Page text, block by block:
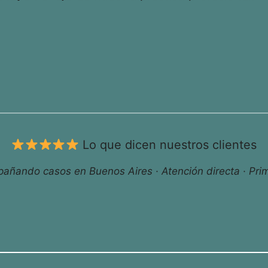
Lo que dicen nuestros clientes
casos en Buenos Aires · Atención directa ·